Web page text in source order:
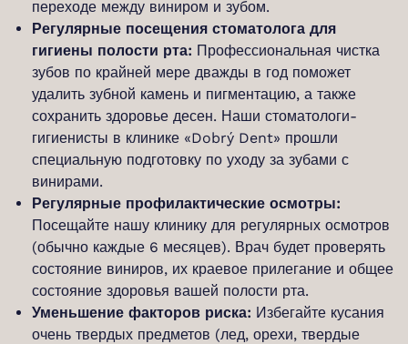
переходе между виниром и зубом.
Регулярные посещения стоматолога для
гигиены полости рта: Профессиональная чистка
зубов по крайней мере дважды в год поможет
удалить зубной камень и пигментацию, а также
сохранить здоровье десен. Наши стоматологи-
гигиенисты в клинике «Dobrý Dent» прошли
специальную подготовку по уходу за зубами с
винирами.
Регулярные профилактические осмотры:
Посещайте нашу клинику для регулярных осмотров
(обычно каждые 6 месяцев). Врач будет проверять
состояние виниров, их краевое прилегание и общее
состояние здоровья вашей полости рта.
Уменьшение факторов риска: Избегайте кусания
очень твердых предметов (лед, орехи, твердые